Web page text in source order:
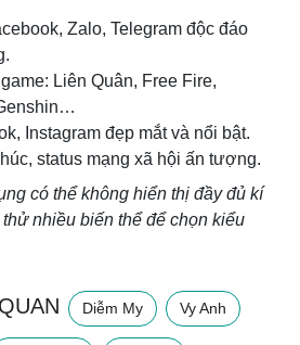
Zalo, Telegram độc đáo
Liên Quân, Free Fire,
Instagram đẹp mắt và nổi bật.
status mạng xã hội ấn tượng.
có thể không hiển thị đầy đủ kí
nhiều biến thể để chọn kiểu
Diễm My Vy Anh